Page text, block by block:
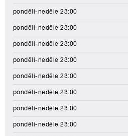
pondělí-neděle 23:00
pondělí-neděle 23:00
pondělí-neděle 23:00
pondělí-neděle 23:00
pondělí-neděle 23:00
pondělí-neděle 23:00
pondělí-neděle 23:00
pondělí-neděle 23:00